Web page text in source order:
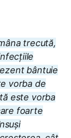
trecută,
bântuie
vorba de
este vorba
foarte